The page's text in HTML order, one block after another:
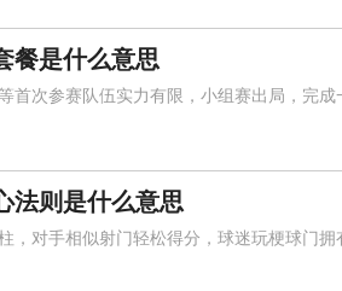
餐是什么意思
次参赛队伍实力有限，小组赛出局，完成
法则是什么意思
对手相似射门轻松得分，球迷玩梗球门拥